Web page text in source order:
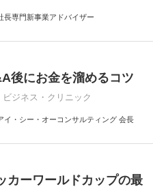
長専門新事業アドバイザー
後にお金を溜めるコツ
ジネス・クリニック
イ・シー・オーコンサルティング 会長
ーワールドカップの最